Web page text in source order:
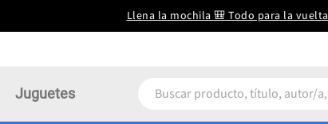
Llena la mochila 🎒 Todo para la vuelta
Juguetes